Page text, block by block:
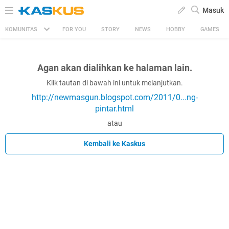
Masuk
KOMUNITAS FOR YOU STORY NEWS HOBBY GAMES
Agan akan dialihkan ke halaman lain.
Klik tautan di bawah ini untuk melanjutkan.
http://newmasgun.blogspot.com/2011/0...ng-
pintar.html
atau
Kembali ke Kaskus